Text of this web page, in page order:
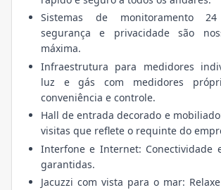
Sistemas de monitoramento
segurança e privacidade são
máxima.
Infraestrutura para medidores
luz e gás com medidores
conveniência e controle.
Hall de entrada decorado e
visitas que reflete o requinte do
Interfone e Internet: Conectividade
garantidas.
Jacuzzi com vista para o mar: